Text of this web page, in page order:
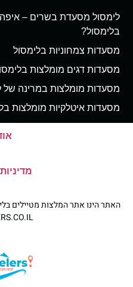
לימסול מסעדת בשרים – איפה
בלימסול?
מסעדות צמחוניות בלימסול
מסעדות דגים מומלצות
מסעדות מומלצות במרינה של
מסעדות איטלקיות מומלצות
האתר הינו אתר המלצות מטיילים